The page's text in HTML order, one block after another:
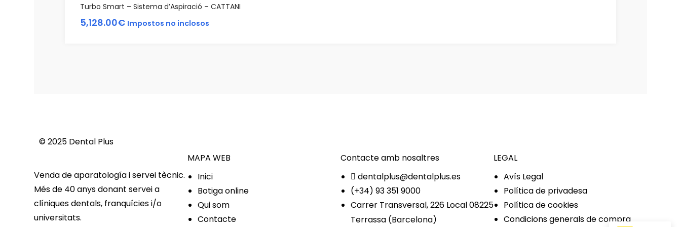
Turbo Smart – Sistema d’Aspiració – CATTANI
5,128.00€ Impostos no inclosos
© 2025 Dental Plus
Venda de aparatología i servei tècnic.
Més de 40 anys donant servei a
clíniques dentals, franquícies i/o
universitats.
MAPA WEB
Inici
Botiga online
Qui som
Contacte
Contacte amb nosaltres
dentalplus@dentalplus.es
(+34) 93 351 9000
Carrer Transversal, 226 Local 08225
Terrassa (Barcelona)
LEGAL
Avís Legal
Política de privadesa
Política de cookies
Condicions generals de compra